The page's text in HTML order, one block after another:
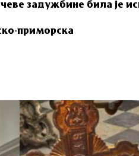
задужбине била је
приморска